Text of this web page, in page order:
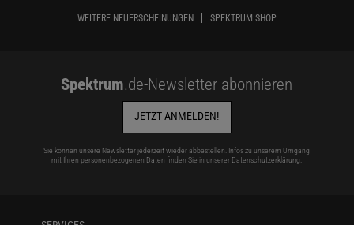
WEITERE NEUERSCHEINUNGEN SPEKTRUM SHOP
Spektrum.de-Newsletter abonnieren
JETZT ANMELDEN!
Sie können unsere Newsletter jederzeit wieder abbestellen. Infos zu unserem Umgang
mit Ihren personenbezogenen Daten finden Sie in unserer Datenschutzerklärung